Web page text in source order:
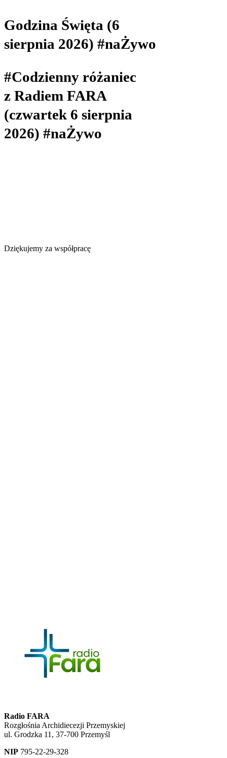
Godzina Święta (6
sierpnia 2026) #naŻywo
#Codzienny różaniec
z Radiem FARA
(czwartek 6 sierpnia
2026) #naŻywo
Dziękujemy za współpracę
Radio FARA
Rozgłośnia Archidiecezji Przemyskiej
ul. Grodzka 11, 37-700 Przemyśl
NIP 795-22-29-328